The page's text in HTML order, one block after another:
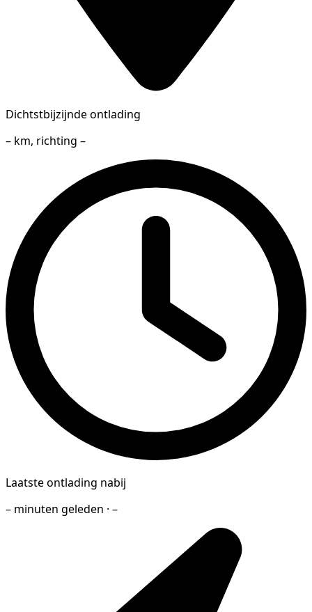
Dichtstbijzijnde ontlading
– km, richting –
Laatste ontlading nabij
– minuten geleden · –